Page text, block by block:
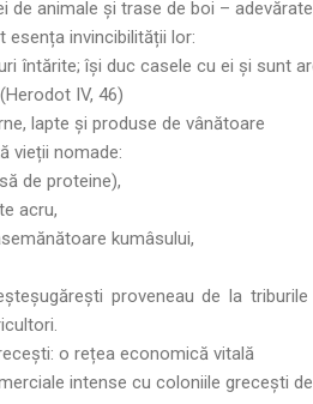
de animale și trase de boi –
invincibilității lor:
întărite; își duc casele cu ei și sunt
IV, 46)
lapte și produse de vânătoare
vieții nomade:
de proteine),
acru,
kumâsului,
proveneau de la
o rețea economică vitală
intense cu coloniile grecești